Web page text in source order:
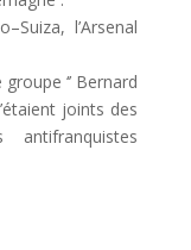
–Suiza, l’Arsenal
groupe ‘’ Bernard
’étaient joints des
antifranquistes